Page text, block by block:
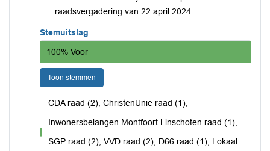
raadsvergadering van 22 april 2024
Stemuitslag
100% Voor
Toon stemmen
voor
CDA raad (2), ChristenUnie raad (1),
Inwonersbelangen Montfoort Linschoten raad (1),
SGP raad (2), VVD raad (2), D66 raad (1), Lokaal